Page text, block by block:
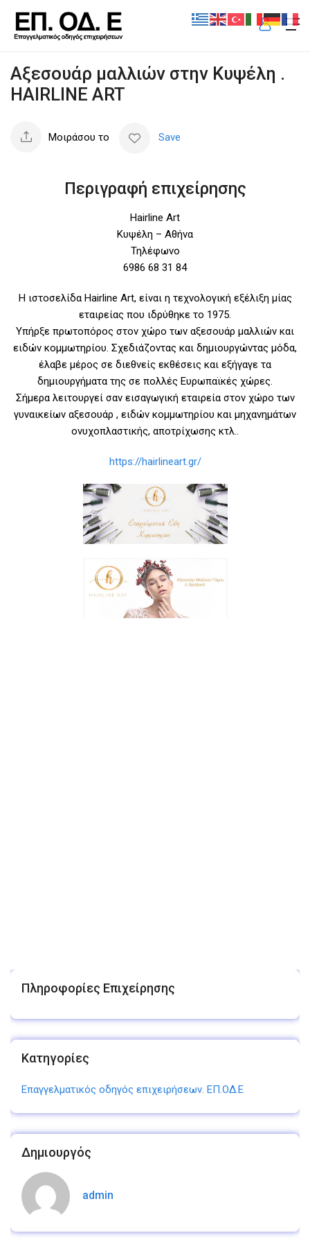
Αξεσουάρ μαλλιών στην Κυψέλη .
HAIRLINE ART
Μοιράσου το Save
Περιγραφή επιχείρησης
Hairline Art
Κυψέλη – Αθήνα
Τηλέφωνο
6986 68 31 84
Η ιστοσελίδα Hairline Art, είναι η τεχνολογική εξέλιξη μίας
εταιρείας που ιδρύθηκε το 1975.
Υπήρξε πρωτοπόρος στον χώρο των αξεσουάρ μαλλιών και
ειδών κομμωτηρίου. Σχεδιάζοντας και δημιουργώντας μόδα,
έλαβε μέρος σε διεθνείς εκθέσεις και εξήγαγε τα
δημιουργήματα της σε πολλές Ευρωπαϊκές χώρες.
Σήμερα λειτουργεί σαν εισαγωγική εταιρεία στον χώρο των
γυναικείων αξεσουάρ , ειδών κομμωτηρίου και μηχανημάτων
ονυχοπλαστικής, αποτρίχωσης κτλ..
https://hairlineart.gr/
Πληροφορίες Επιχείρησης
Κατηγορίες
Επαγγελματικός οδηγός επιχειρήσεων. ΕΠ.ΟΔ.Ε
Δημιουργός
admin